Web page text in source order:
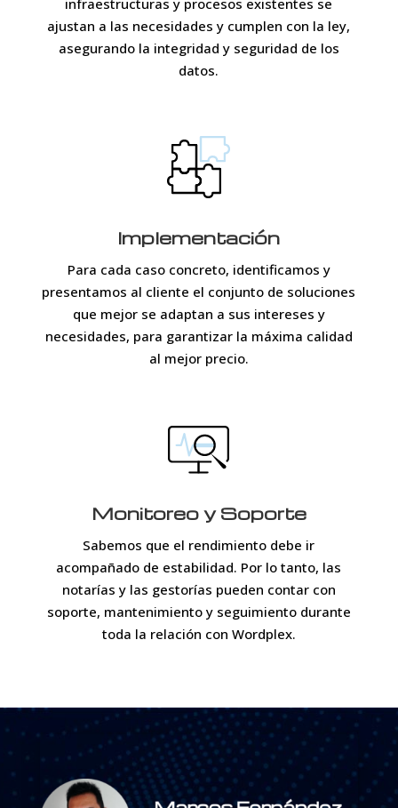
ajustan a las necesidades y cumplen con la ley,
asegurando la integridad y seguridad de los
datos.
Implementación
Para cada caso concreto, identificamos y
presentamos al cliente el conjunto de soluciones
que mejor se adaptan a sus intereses y
necesidades, para garantizar la máxima calidad
al mejor precio.
Monitoreo y Soporte
Sabemos que el rendimiento debe ir
acompañado de estabilidad. Por lo tanto, las
notarías y las gestorías pueden contar con
soporte, mantenimiento y seguimiento durante
toda la relación con Wordplex.